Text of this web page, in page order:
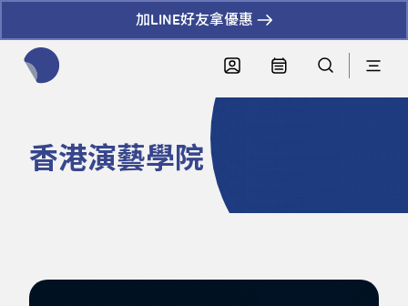
加LINE好友拿優惠
香港演藝學院